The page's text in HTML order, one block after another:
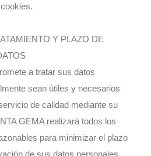
Y PLAZO DE
a tratar sus datos
sean útiles y necesarios
de calidad mediante su
GEMA realizará todos los
para minimizar el plazo
de sus datos personales.